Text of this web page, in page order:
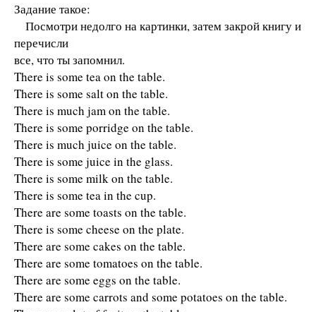
Задание такое:
Посмотри недолго на картинки, затем закрой книгу и
перечисли
все, что ты запомнил.
There is some tea on the table.
There is some salt on the table.
There is much jam on the table.
There is some porridge on the table.
There is much juice on the table.
There is some juice in the glass.
There is some milk on the table.
There is some tea in the cup.
There are some toasts on the table.
There is some cheese on the plate.
There are some cakes on the table.
There are some tomatoes on the table.
There are some eggs on the table.
There are some carrots and some potatoes on the table.